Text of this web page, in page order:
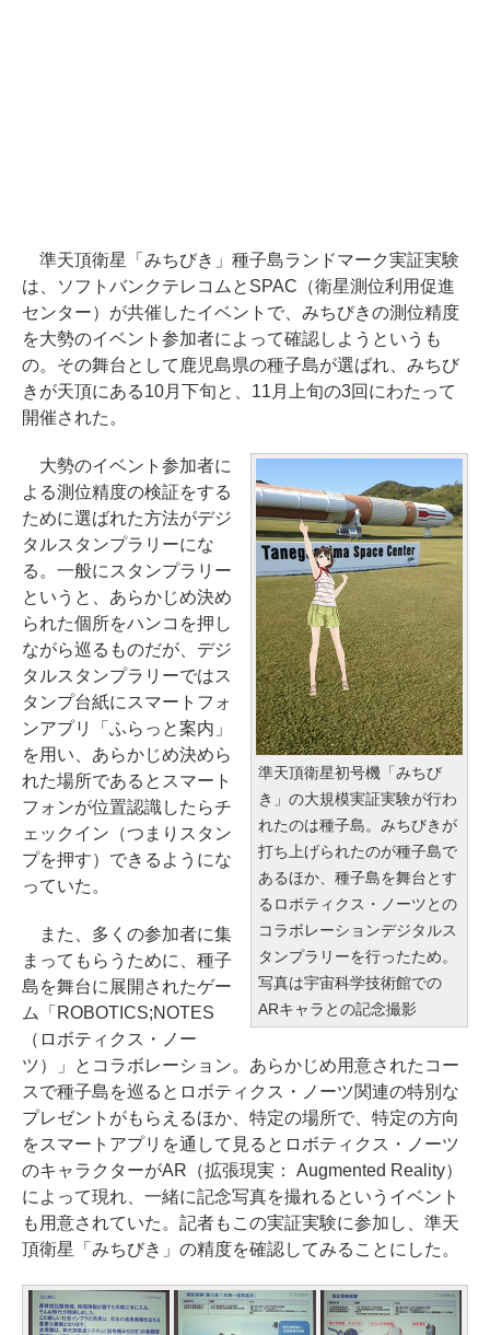
準天頂衛星「みちびき」種子島ランドマーク実証実験
は、ソフトバンクテレコムとSPAC（衛星測位利用促進
センター）が共催したイベントで、みちびきの測位精度
を大勢のイベント参加者によって確認しようというも
の。その舞台として鹿児島県の種子島が選ばれ、みちび
きが天頂にある10月下旬と、11月上旬の3回にわたって
開催された。
準天頂衛星初号機「みちび
き」の大規模実証実験が行わ
れたのは種子島。みちびきが
打ち上げられたのが種子島で
あるほか、種子島を舞台とす
るロボティクス・ノーツとの
コラボレーションデジタルス
タンプラリーを行ったため。
写真は宇宙科学技術館での
ARキャラとの記念撮影
大勢のイベント参加者に
よる測位精度の検証をする
ために選ばれた方法がデジ
タルスタンプラリーにな
る。一般にスタンプラリー
というと、あらかじめ決め
られた個所をハンコを押し
ながら巡るものだが、デジ
タルスタンプラリーではス
タンプ台紙にスマートフォ
ンアプリ「ふらっと案内」
を用い、あらかじめ決めら
れた場所であるとスマート
フォンが位置認識したらチ
ェックイン（つまりスタン
プを押す）できるようにな
っていた。
また、多くの参加者に集
まってもらうために、種子
島を舞台に展開されたゲー
ム「ROBOTICS;NOTES
（ロボティクス・ノー
ツ）」とコラボレーション。あらかじめ用意されたコー
スで種子島を巡るとロボティクス・ノーツ関連の特別な
プレゼントがもらえるほか、特定の場所で、特定の方向
をスマートアプリを通して見るとロボティクス・ノーツ
のキャラクターがAR（拡張現実： Augmented Reality）
によって現れ、一緒に記念写真を撮れるというイベント
も用意されていた。記者もこの実証実験に参加し、準天
頂衛星「みちびき」の精度を確認してみることにした。